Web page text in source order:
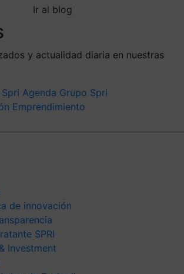
Ir al blog
y actualidad diaria en nuestras
Agenda Grupo Spri
Emprendimiento
de innovación
SPRI
Investment